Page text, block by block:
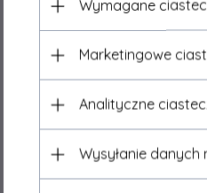
Wymagane
Marketingowe
Analityczne
Wysyłanie